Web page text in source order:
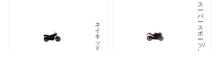
ネ
イ
キ
ッ
ド
ス
ー
パ
ー
ス
ポ
ー
ツ/
レ